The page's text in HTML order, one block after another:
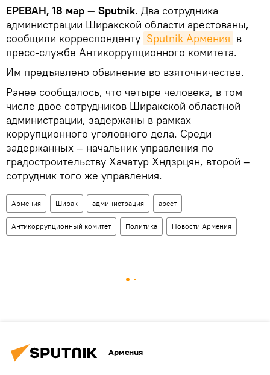
ЕРЕВАН, 18 мар — Sputnik. Два сотрудника
администрации Ширакской области арестованы,
сообщили корреспонденту Sputnik Армения в
пресс-службе Антикоррупционного комитета.
Им предъявлено обвинение во взяточничестве.
Ранее сообщалось, что четыре человека, в том
числе двое сотрудников Ширакской областной
администрации, задержаны в рамках
коррупционного уголовного дела. Среди
задержанных – начальник управления по
градостроительству Хачатур Хндзрцян, второй –
сотрудник того же управления.
Армения Ширак администрация арест
Антикоррупционный комитет Политика Новости Армения
Армения